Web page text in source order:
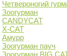
Четвероногий
Зоогурман
CANDYCAT
X-CAT
Амурр
Зоогурман пауч
Зоогурман BIG